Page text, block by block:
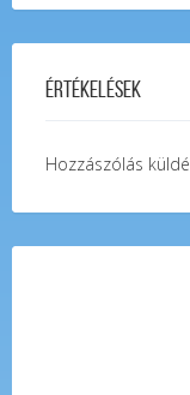
Értékelések
Hozzászólás